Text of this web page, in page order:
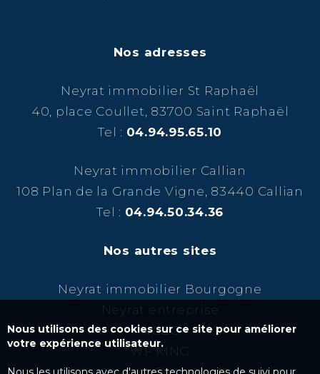
Nos adresses
Neyrat immobilier St Raphaël
40, place Coullet, 83700 Saint Raphaël
Tel : 04.94.95.65.10
Neyrat immobilier Callian
108 Plan de la Grande Vigne, 83440 Callian
Tel : 04.94.50.34.36
Nos autres sites
Neyrat immobilier Bourgogne
Neyrat entreprise
NCBC
WF KING
Nous utilisons des cookies sur ce site pour améliorer
votre expérience utilisateur.